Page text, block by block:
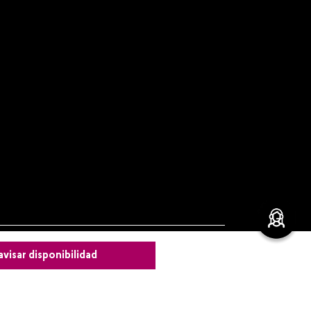
disponibilidad